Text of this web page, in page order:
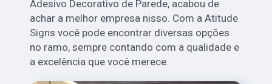
Adesivo Decorativo de Parede, acabou de
achar a melhor empresa nisso. Com a Atitude
Signs você pode encontrar diversas opções
no ramo, sempre contando com a qualidade e
a excelência que você merece.